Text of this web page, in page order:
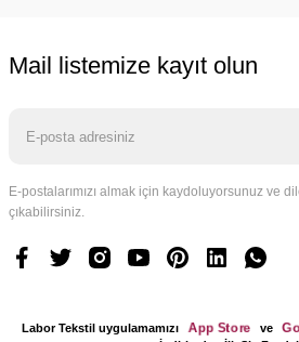
Cerrahi bone teknisyen desenli kadın
99,00 TL
Mail listemize kayıt olun
E-postalarımızı almak için kaydoluyorsunuz ve
çıkabilirsiniz.
Labor Tekstil uygulamamızı App Store ve